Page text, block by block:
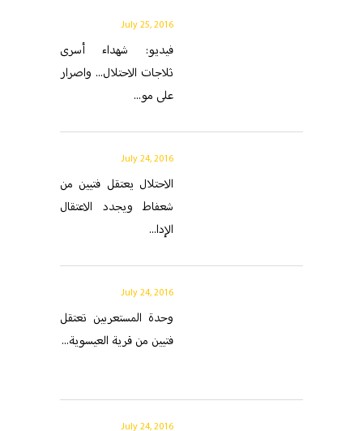
July 25, 2016
فيديو: شهداء أسرى
ثلاجات الاحتلال... واصرار
على مو...
July 24, 2016
الاحتلال يعتقل فتيين من
شعفاط ويجدد الاعتقال
الإدا...
July 24, 2016
وحدة المستعربين تعتقل
فتيين من قرية العيسوية...
July 24, 2016